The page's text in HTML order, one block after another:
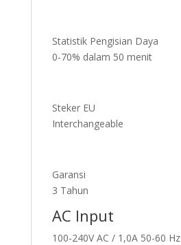
Statistik Pengisian Daya
0-70% dalam 50 menit
Steker EU
Interchangeable
Garansi
3 Tahun
AC Input
100-240V AC / 1,0A 50-60 Hz